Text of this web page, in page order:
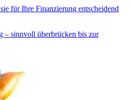
für Ihre Finanzierung entscheidend
– sinnvoll überbrücken bis zur